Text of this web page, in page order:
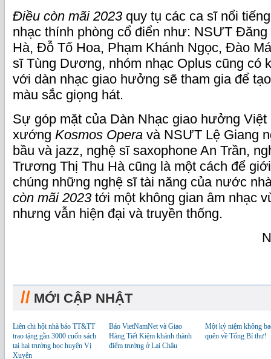
Điều còn mãi 2023 quy tụ các ca sĩ nổi
nhạc thính phòng cổ điển như: NSƯT
Hà, Đỗ Tố Hoa, Phạm Khánh Ngọc, Đào
sĩ Tùng Dương, nhóm nhạc Oplus cũng có
với dàn nhạc giao hưởng sẽ tham gia để
màu sắc giọng hát.
Sự góp mặt của Dàn Nhạc giao hưởng
xướng Kosmos Opera và NSƯT Lệ Giang
bầu và jazz, nghệ sĩ saxophone An Trần,
Trương Thị Thu Hà cũng là một cách để
chúng những nghệ sĩ tài năng của nước
còn mãi 2023 tới một không gian âm nhạc
nhưng vẫn hiện đại và truyền thống.
// MỚI CẬP NHẬT
Liên chi hội nhà báo TT&TT
trao tặng gần 3000 cuốn sách
tại hai trường học huyện Vị
Xuyên
Báo VietNamNet và Giao
Hàng Tiết Kiệm khánh thành
điểm trường ở Lai Châu
Một kỷ niệm không
quên về Tổng Bí thư!